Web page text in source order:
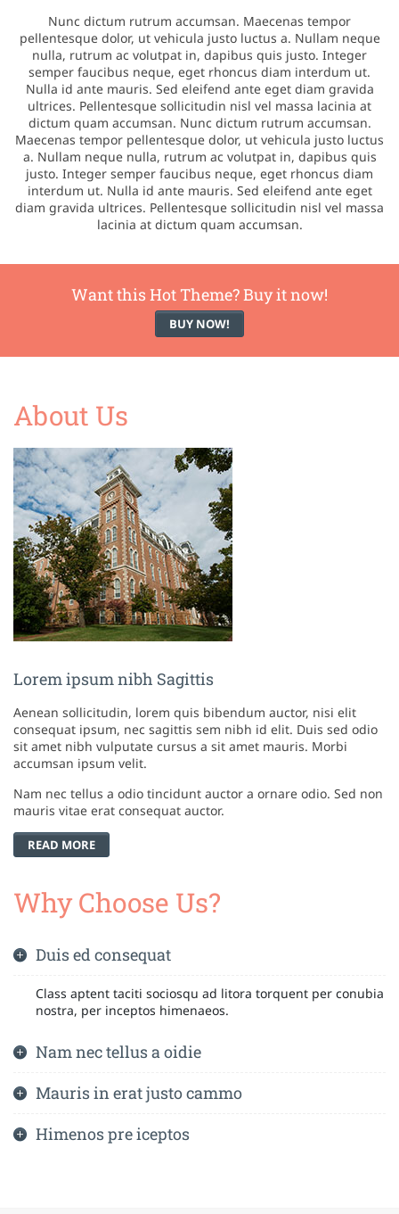
Nunc dictum rutrum accumsan. Maecenas tempor
pellentesque dolor, ut vehicula justo luctus a. Nullam neque
nulla, rutrum ac volutpat in, dapibus quis justo. Integer
semper faucibus neque, eget rhoncus diam interdum ut.
Nulla id ante mauris. Sed eleifend ante eget diam gravida
ultrices. Pellentesque sollicitudin nisl vel massa lacinia at
dictum quam accumsan. Nunc dictum rutrum accumsan.
Maecenas tempor pellentesque dolor, ut vehicula justo luctus
a. Nullam neque nulla, rutrum ac volutpat in, dapibus quis
justo. Integer semper faucibus neque, eget rhoncus diam
interdum ut. Nulla id ante mauris. Sed eleifend ante eget
diam gravida ultrices. Pellentesque sollicitudin nisl vel massa
lacinia at dictum quam accumsan.
Want this Hot Theme? Buy it now!
BUY NOW!
About Us
Lorem ipsum nibh Sagittis
Aenean sollicitudin, lorem quis bibendum auctor, nisi elit
consequat ipsum, nec sagittis sem nibh id elit. Duis sed odio
sit amet nibh vulputate cursus a sit amet mauris. Morbi
accumsan ipsum velit.
Nam nec tellus a odio tincidunt auctor a ornare odio. Sed non
mauris vitae erat consequat auctor.
READ MORE
Why Choose Us?
Duis ed consequat
Class aptent taciti sociosqu ad litora torquent per conubia
nostra, per inceptos himenaeos.
Nam nec tellus a oidie
Mauris in erat justo cammo
Himenos pre iceptos